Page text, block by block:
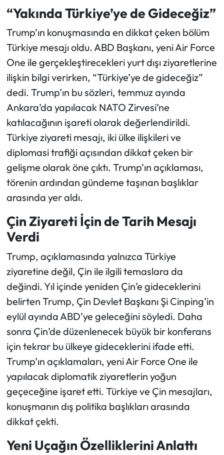
“Yakında Türkiye’ye de Gideceğiz”
Trump’ın konuşmasında en dikkat çeken bölüm
Türkiye mesajı oldu. ABD Başkanı, yeni Air Force
One ile gerçekleştirecekleri yurt dışı ziyaretlerine
ilişkin bilgi verirken, “Türkiye’ye de gideceğiz”
dedi. Trump’ın bu sözleri, temmuz ayında
Ankara’da yapılacak NATO Zirvesi’ne
katılacağının işareti olarak değerlendirildi.
Türkiye ziyareti mesajı, iki ülke ilişkileri ve
diplomasi trafiği açısından dikkat çeken bir
gelişme olarak öne çıktı. Trump’ın açıklaması,
törenin ardından gündeme taşınan başlıklar
arasında yer aldı.
Çin Ziyareti İçin de Tarih Mesajı
Verdi
Trump, açıklamasında yalnızca Türkiye
ziyaretine değil, Çin ile ilgili temaslara da
değindi. Yıl içinde yeniden Çin’e gideceklerini
belirten Trump, Çin Devlet Başkanı Şi Cinping’in
eylül ayında ABD’ye geleceğini söyledi. Daha
sonra Çin’de düzenlenecek büyük bir konferans
için tekrar bu ülkeye gideceklerini ifade etti.
Trump’ın açıklamaları, yeni Air Force One ile
yapılacak diplomatik ziyaretlerin yoğun
geçeceğine işaret etti. Türkiye ve Çin mesajları,
konuşmanın dış politika başlıkları arasında
dikkat çekti.
Yeni Uçağın Özelliklerini Anlattı